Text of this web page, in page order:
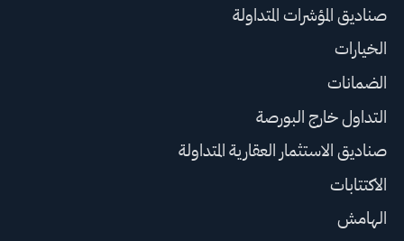
صناديق المؤشرات المتداولة
الخيارات
الضمانات
التداول خارج البورصة
صناديق الاستثمار العقارية المتداولة
الاكتتابات
الهامش